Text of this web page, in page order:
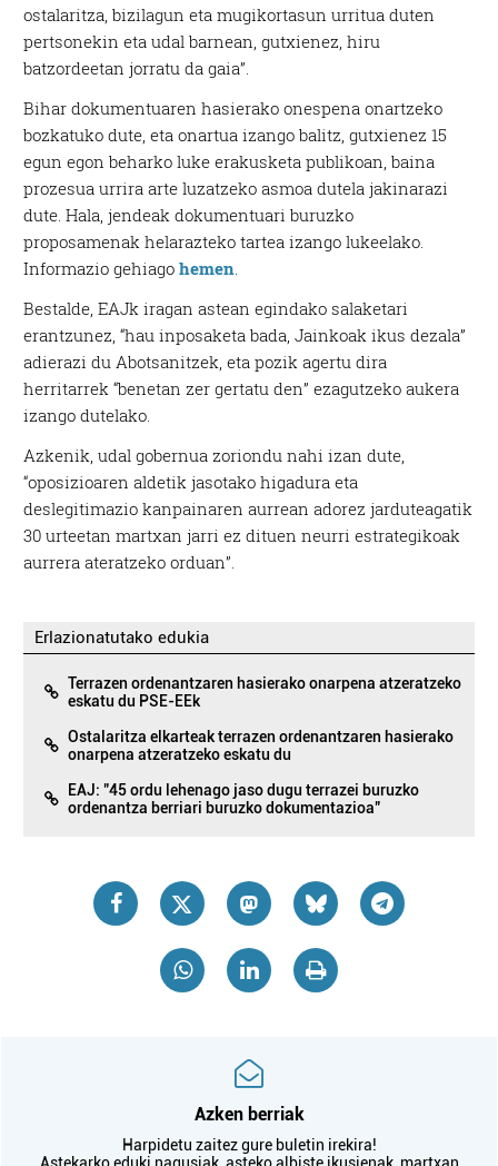
ostalaritza, bizilagun eta mugikortasun urritua duten
pertsonekin eta udal barnean, gutxienez, hiru
batzordeetan jorratu da gaia”.
Bihar dokumentuaren hasierako onespena onartzeko
bozkatuko dute, eta onartua izango balitz, gutxienez 15
egun egon beharko luke erakusketa publikoan, baina
prozesua urrira arte luzatzeko asmoa dutela jakinarazi
dute. Hala, jendeak dokumentuari buruzko
proposamenak helarazteko tartea izango lukeelako.
Informazio gehiagohemen
Bestalde, EAJk iragan astean egindako salaketari
erantzunez, “hau inposaketa bada, Jainkoak ikus dezala”
adierazi du Abotsanitzek, eta pozik agertu dira
herritarrek “benetan zer gertatu den” ezagutzeko aukera
izango dutelako.
Azkenik, udal gobernua zoriondu nahi izan dute,
“oposizioaren aldetik jasotako higadura eta
deslegitimazio kanpainaren aurrean adorez jarduteagatik
30 urteetan martxan jarri ez dituen neurri estrategikoak
aurrera ateratzeko orduan”.
Erlazionatutako edukia
Terrazen ordenantzaren hasierako onarpena atzeratzeko
eskatu du PSE-EEk
Ostalaritza elkarteak terrazen ordenantzaren hasierako
onarpena atzeratzeko eskatu du
EAJ: "45 ordu lehenago jaso dugu terrazei buruzko
ordenantza berriari buruzko dokumentazioa"
Azken berriak
Harpidetu zaitez gure buletin irekira!
Astekarko eduki nagusiak, asteko albiste ikusienak, martxan